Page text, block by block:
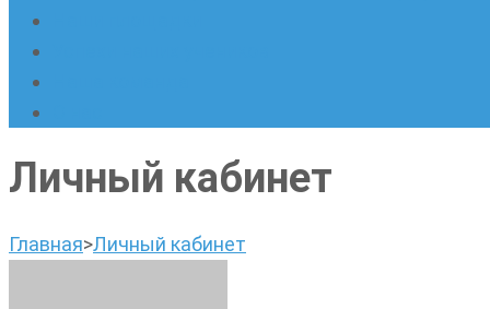
Личный кабинет
Главная>Личный кабинет